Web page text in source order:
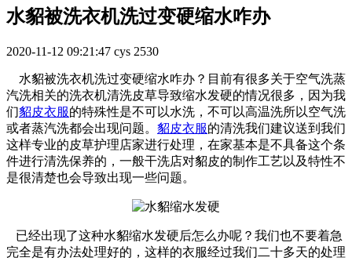
水貂被洗衣机洗过变硬缩水咋办
2020-11-12 09:21:47 cys 2530
水貂被洗衣机洗过变硬缩水咋办？目前有很多关于空气洗蒸
汽洗相关的洗衣机清洗皮草导致缩水发硬的情况很多，因为我
们貂皮衣服的特殊性是不可以水洗，不可以高温洗所以空气洗
或者蒸汽洗都会出现问题。 貂皮衣服的清洗我们建议送到我们
这样专业的皮草护理店家进行处理，在家基本是不具备这个条
件进行清洗保养的，一般干洗店对貂皮的制作工艺以及特性不
是很清楚也会导致出现一些问题。
已经出现了这种水貂缩水发硬后怎么办呢？我们也不要着急
完全是有办法处理好的，这样的衣服经过我们二十多天的处理